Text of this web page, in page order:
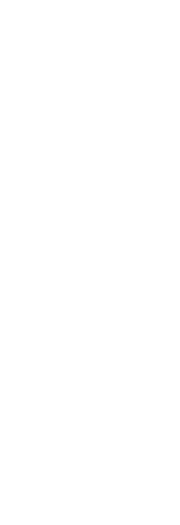
に発送しています
に発送しています